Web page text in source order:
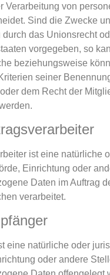
Verarbeitung von
Sind die Zwecke
durch das Unionsrecht
vorgegeben, so
beziehungsweise
seiner
dem Recht der
ist eine natürliche
Einrichtung oder
Daten im Auftrag
verarbeitet.
eine natürliche oder
oder andere